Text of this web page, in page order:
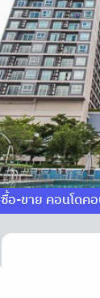
ซื้อ-ขาย คอนโดค